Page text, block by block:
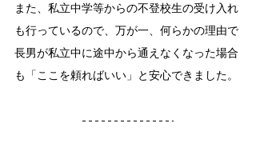
また、私立中学等からの不登校生の受け入れ
も行っているので、万が一、何らかの理由で
長男が私立中に途中から通えなくなった場合
も「ここを頼ればいい」と安心できました。